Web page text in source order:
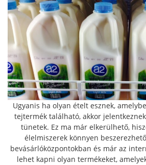
Ugyanis ha olyan ételt esznek,
tejtermék található, akkor
tünetek. Ez ma már elkerülhető,
élelmiszerek könnyen
bevásárlóközpontokban és már az
lehet kapni olyan termékeket,